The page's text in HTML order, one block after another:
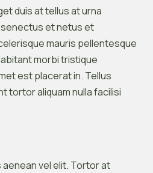
duis at tellus at urna
et netus et
mauris pellentesque
morbi tristique
est placerat in. Tellus
tortor aliquam nulla facilisi
vel elit. Tortor at